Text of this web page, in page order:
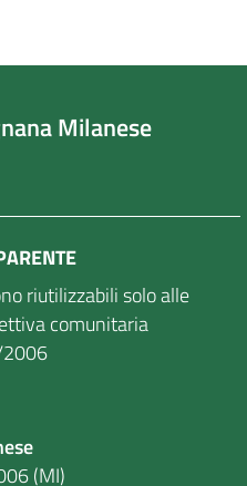
Milanese
riutilizzabili solo alle
comunitaria
(MI)